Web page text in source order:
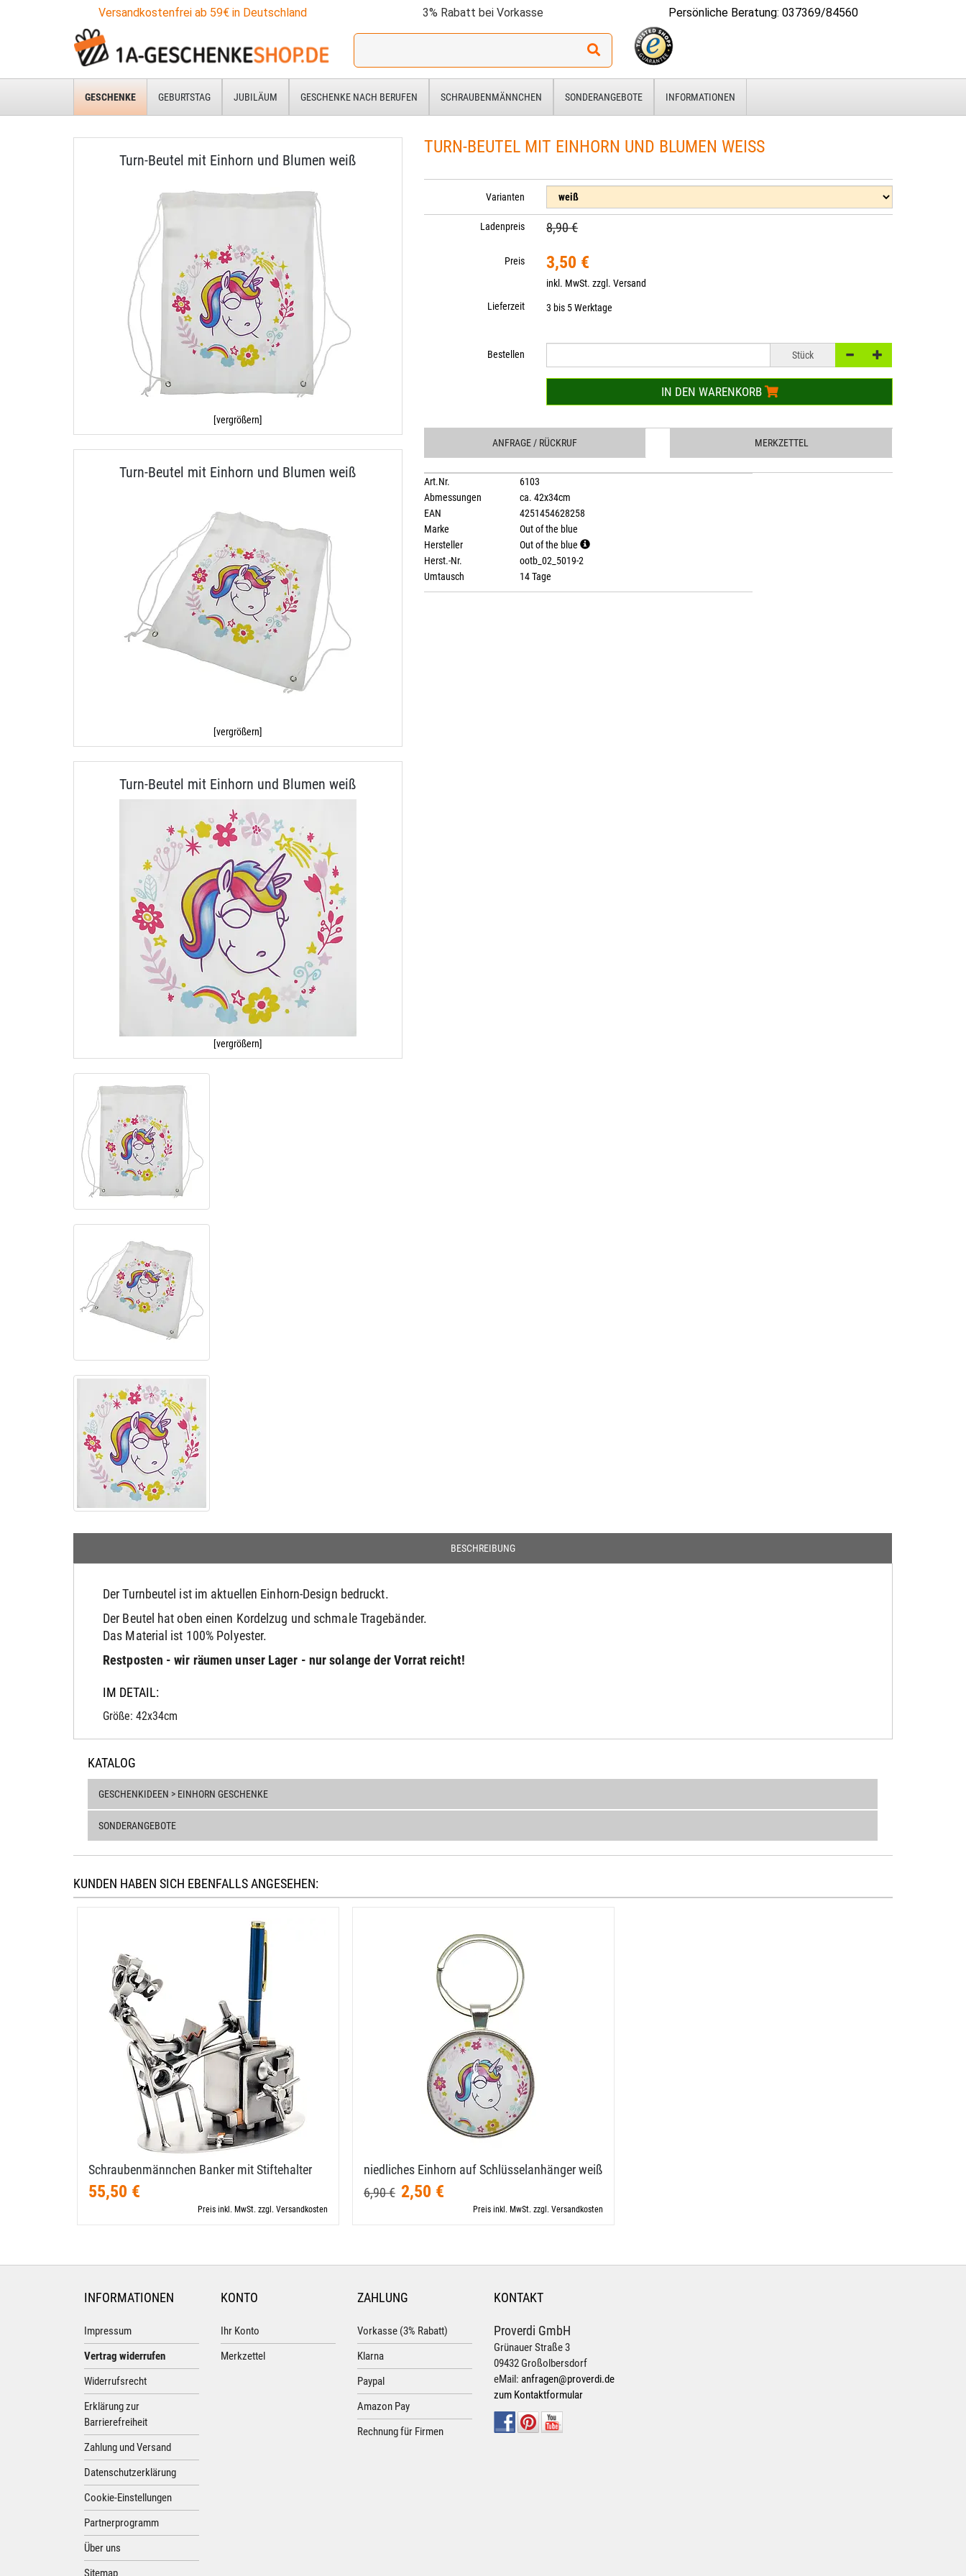
Versandkostenfrei ab 59€ in Deutschland 3% Rabatt bei Vorkasse Persönliche Beratung: 037369/84560
Ich
für:
GESCHENKE GEBURTSTAG JUBILÄUM GESCHENKE NACH BERUFEN SCHRAUBENMÄNNCHEN SONDERANGEBOTE INFORMATIONEN
Turn-Beutel mit Einhorn und Blumen weiß
[vergrößern]
Turn-Beutel mit Einhorn und Blumen weiß
[vergrößern]
Turn-Beutel mit Einhorn und Blumen weiß
[vergrößern]
TURN-BEUTEL MIT EINHORN UND BLUMEN WEISS
Varianten
Ladenpreis 8,90 €
Preis 3,50 €
inkl. MwSt. zzgl.Versand
Lieferzeit
3 bis 5 Werktage
Bestellen Stück
IN DEN WARENKORB
ANFRAGE / RÜCKRUF MERKZETTEL
Art.Nr.
6103
Abmessungen
ca. 42x34cm
EAN
4251454628258
Marke
Out of the blue
Hersteller
Out of the blue
Herst.-Nr.
ootb_02_5019-2
Umtausch
14 Tage
BESCHREIBUNG
Der Turnbeutel ist im aktuellen Einhorn-Design bedruckt.
Der Beutel hat oben einen Kordelzug und schmale Tragebänder.
Das Material ist 100% Polyester.
Restposten - wir räumen unser Lager - nur solange der Vorrat reicht!
IM DETAIL:
Größe: 42x34cm
KATALOG
GESCHENKIDEEN > EINHORN GESCHENKE
SONDERANGEBOTE
KUNDEN HABEN SICH EBENFALLS ANGESEHEN:
Schraubenmännchen Banker mit Stiftehalter
55,50 €
Preis inkl. MwSt. zzgl. Versandkosten
niedliches Einhorn auf Schlüsselanhänger weiß
6,90 € 2,50 €
Preis inkl. MwSt. zzgl. Versandkosten
INFORMATIONEN
Impressum
Vertrag widerrufen
Widerrufsrecht
Erklärung zur
Barrierefreiheit
Zahlung und Versand
Datenschutzerklärung
Cookie-Einstellungen
Partnerprogramm
Über uns
Sitemap
KONTO
Ihr Konto
Merkzettel
ZAHLUNG
Vorkasse (3% Rabatt)
Klarna
Paypal
Amazon Pay
Rechnung für Firmen
KONTAKT
Proverdi GmbH
Grünauer Straße 3
09432 Großolbersdorf
eMail: anfragen@proverdi.de
zum Kontaktformular